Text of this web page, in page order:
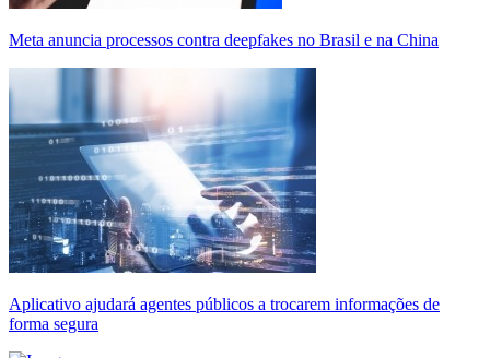
Meta anuncia processos contra deepfakes no Brasil e na China
Aplicativo ajudará agentes públicos a trocarem informações de
forma segura